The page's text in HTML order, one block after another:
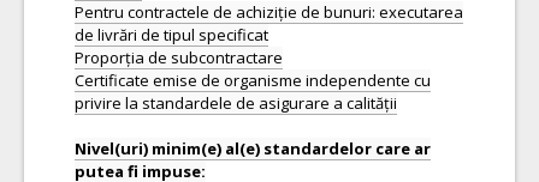
Pentru contractele de achiziție de bunuri: executarea
de livrări de tipul specificat
Proporția de subcontractare
Certificate emise de organisme independente cu
privire la standardele de asigurare a calității
Nivel(uri) minim(e) al(e) standardelor care ar